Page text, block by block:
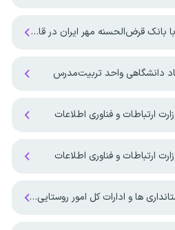
مهر ایران در قالب طرح جایگزین خدمت سربازی
دانشگاهی واحد تربیت‌مدرس
ارتباطات و فناوری اطلاعات
ارتباطات و فناوری اطلاعات
و ادارات کل امور روستایی کشور آغاز شد